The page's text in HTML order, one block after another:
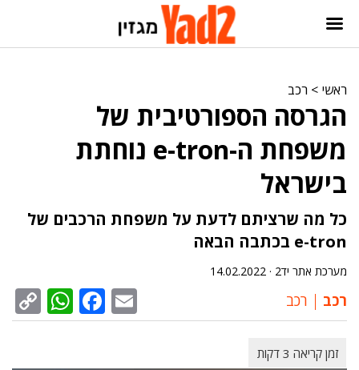
ראשי > רכב
הגרסה הספורטיבית של
משפחת ה-e-tron נוחתת
בישראל
כל מה שרציתם לדעת על משפחת הרכבים של
e-tron בכתבה הבאה
מערכת אתר יד2 · 14.02.2022
רכב רכב Email